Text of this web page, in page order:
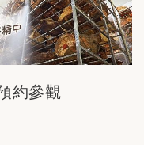
約參觀